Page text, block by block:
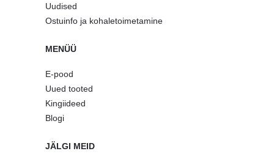
Uudised
Ostuinfo ja kohaletoimetamine
MENÜÜ
E-pood
Uued tooted
Kingiideed
Blogi
JÄLGI MEID